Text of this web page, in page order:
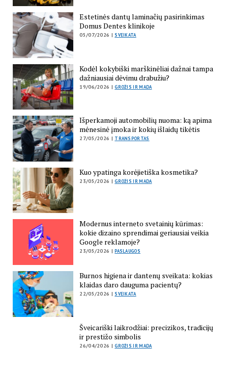
Estetinės dantų laminačių pasirinkimas
Domus Dentes klinikoje
05/07/2026 |SVEIKATA
Kodėl kokybiški marškinėliai dažnai tampa
dažniausiai dėvimu drabužiu?
19/06/2026 |GROŽIS IR MADA
Išperkamoji automobilių nuoma: ką apima
mėnesinė įmoka ir kokių išlaidų tikėtis
27/05/2026 | TRANSPORTAS
Kuo ypatinga korėjietiška kosmetika?
23/05/2026 |GROŽIS IR MADA
Modernus interneto svetainių kūrimas:
kokie dizaino sprendimai geriausiai veikia
Google reklamoje?
23/05/2026 |PASLAUGOS
Burnos higiena ir dantenų sveikata: kokias
klaidas daro dauguma pacientų?
22/05/2026 |SVEIKATA
Šveicariški laikrodžiai: precizikos, tradicijų
ir prestižo simbolis
26/04/2026 |GROŽIS IR MADA